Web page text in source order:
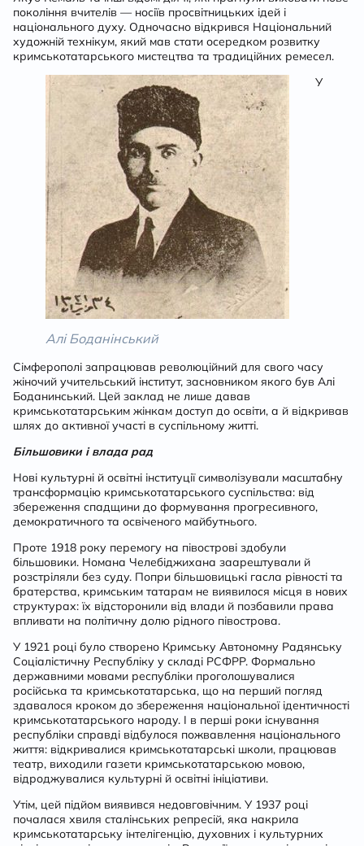
покоління вчителів — носіїв просвітницьких ідей і
національного духу. Одночасно відкрився Національний
художній технікум, який мав стати осередком розвитку
кримськотатарського мистецтва та традиційних ремесел.
Алі Боданінський
У
Сімферополі запрацював революційний для свого часу
жіночий учительський інститут, засновником якого був Алі
Боданинський. Цей заклад не лише давав
кримськотатарським жінкам доступ до освіти, а й відкривав
шлях до активної участі в суспільному житті.
Більшовики і влада рад
Нові культурні й освітні інституції символізували масштабну
трансформацію кримськотатарського суспільства: від
збереження спадщини до формування прогресивного,
демократичного та освіченого майбутнього.
Проте 1918 року перемогу на півострові здобули
більшовики. Номана Челебіджихана заарештували й
розстріляли без суду. Попри більшовицькі гасла рівності та
братерства, кримським татарам не виявилося місця в нових
структурах: їх відсторонили від влади й позбавили права
впливати на політичну долю рідного півострова.
У 1921 році було створено Кримську Автономну Радянську
Соціалістичну Республіку у складі РСФРР. Формально
державними мовами республіки проголошувалися
російська та кримськотатарська, що на перший погляд
здавалося кроком до збереження національної ідентичності
кримськотатарського народу. І в перші роки існування
республіки справді відбулося пожвавлення національного
життя: відкривалися кримськотатарські школи, працював
театр, виходили газети кримськотатарською мовою,
відроджувалися культурні й освітні ініціативи.
Утім, цей підйом виявився недовговічним. У 1937 році
почалася хвиля сталінських репресій, яка накрила
кримськотатарську інтелігенцію, духовних і культурних